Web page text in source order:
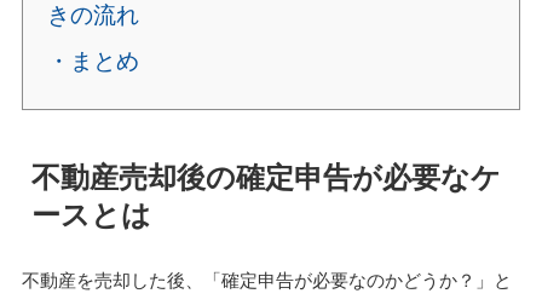
きの流れ
・まとめ
不動産売却後の確定申告が必要なケ
ースとは
不動産を売却した後、「確定申告が必要なのかどうか？」と